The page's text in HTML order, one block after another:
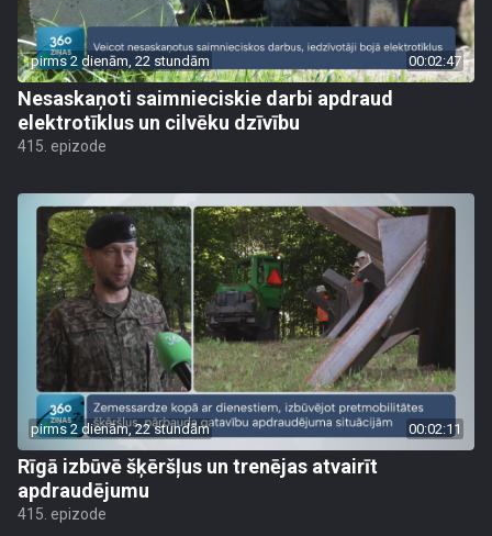
pirms 2 dienām, 22 stundām 00:02:47
Nesaskaņoti saimnieciskie darbi apdraud
elektrotīklus un cilvēku dzīvību
415. epizode
pirms 2 dienām, 22 stundām 00:02:11
Rīgā izbūvē šķēršļus un trenējas atvairīt
apdraudējumu
415. epizode